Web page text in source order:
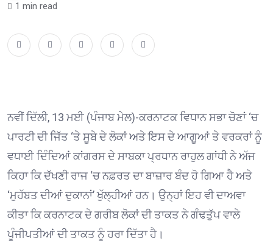
1 min read
ਨਵੀਂ ਦਿੱਲੀ, 13 ਮਈ (ਪੰਜਾਬ ਮੇਲ)-ਕਰਨਾਟਕ ਵਿਧਾਨ ਸਭਾ ਚੋਣਾਂ ‘ਚ
ਪਾਰਟੀ ਦੀ ਜਿੱਤ ‘ਤੇ ਸੂਬੇ ਦੇ ਲੋਕਾਂ ਅਤੇ ਇਸ ਦੇ ਆਗੂਆਂ ਤੇ ਵਰਕਰਾਂ ਨੂੰ
ਵਧਾਈ ਦਿੰਦਿਆਂ ਕਾਂਗਰਸ ਦੇ ਸਾਬਕਾ ਪ੍ਰਧਾਨ ਰਾਹੁਲ ਗਾਂਧੀ ਨੇ ਅੱਜ
ਕਿਹਾ ਕਿ ਦੱਖਣੀ ਰਾਜ ‘ਚ ਨਫ਼ਰਤ ਦਾ ਬਾਜ਼ਾਰ ਬੰਦ ਹੋ ਗਿਆ ਹੈ ਅਤੇ
‘ਮੁਹੱਬਤ ਦੀਆਂ ਦੁਕਾਨਾਂ’ ਖੁੱਲ੍ਹੀਆਂ ਹਨ। ਉਨ੍ਹਾਂ ਇਹ ਵੀ ਦਾਅਵਾ
ਕੀਤਾ ਕਿ ਕਰਨਾਟਕ ਦੇ ਗਰੀਬ ਲੋਕਾਂ ਦੀ ਤਾਕਤ ਨੇ ਗੰਢਤੁੱਪ ਵਾਲੇ
ਪੂੰਜੀਪਤੀਆਂ ਦੀ ਤਾਕਤ ਨੂੰ ਹਰਾ ਦਿੱਤਾ ਹੈ।